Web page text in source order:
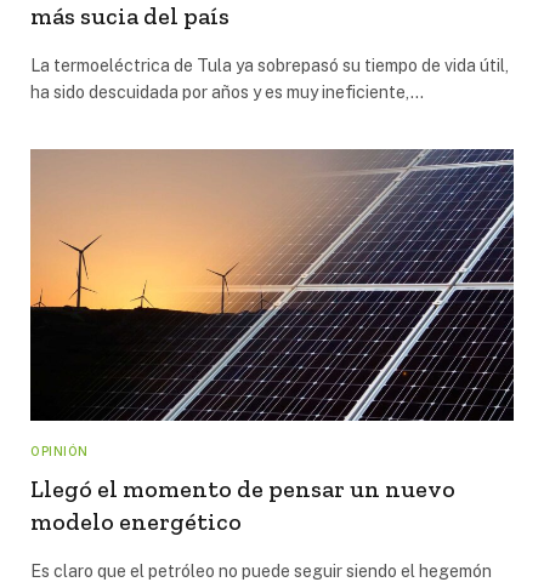
más sucia del país
La termoeléctrica de Tula ya sobrepasó su tiempo de vida útil,
ha sido descuidada por años y es muy ineficiente,…
OPINIÓN
Llegó el momento de pensar un nuevo
modelo energético
Es claro que el petróleo no puede seguir siendo el hegemón